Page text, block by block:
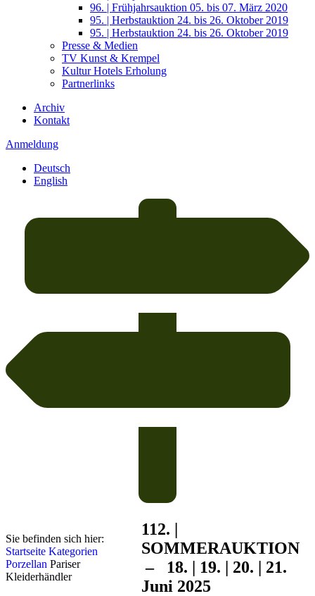
96. | Frühjahrsauktion 05. bis 07. März 2020
95. | Herbstauktion 24. bis 26. Oktober 2019
95. | Herbstauktion 24. bis 26. Oktober 2019
Presse & Medien
TV Kunst & Krempel
Kultur Hotels Erholung
Partnerlinks
Archiv
Kontakt
Anmeldung
Deutsch
English
Sie befinden sich hier:
Startseite Kategorien
Porzellan Pariser
Kleiderhändler
112. |
SOMMERAUKTION
– 18. | 19. | 20. | 21.
Juni 2025